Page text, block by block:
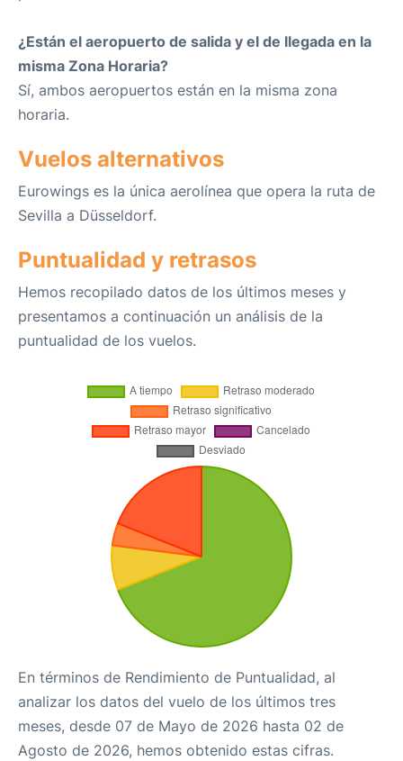
¿Están el aeropuerto de salida y el de llegada en la
misma Zona Horaria?
Sí, ambos aeropuertos están en la misma zona
horaria.
Vuelos alternativos
Eurowings es la única aerolínea que opera la ruta de
Sevilla a Düsseldorf.
Puntualidad y retrasos
Hemos recopilado datos de los últimos meses y
presentamos a continuación un análisis de la
puntualidad de los vuelos.
En términos de Rendimiento de Puntualidad, al
analizar los datos del vuelo de los últimos tres
meses, desde 07 de Mayo de 2026 hasta 02 de
Agosto de 2026, hemos obtenido estas cifras.